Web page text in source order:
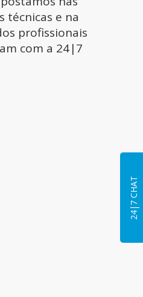
técnicas e na
profissionais
com a 24|7
24|7 CHAT